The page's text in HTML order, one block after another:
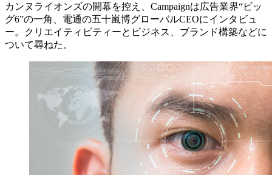
カンヌライオンズの開幕を控え、Campaignは広告業界“ビッ
グ6”の一角、電通の五十嵐博グローバルCEOにインタビュ
ー。クリエイティビティーとビジネス、ブランド構築などに
ついて尋ねた。